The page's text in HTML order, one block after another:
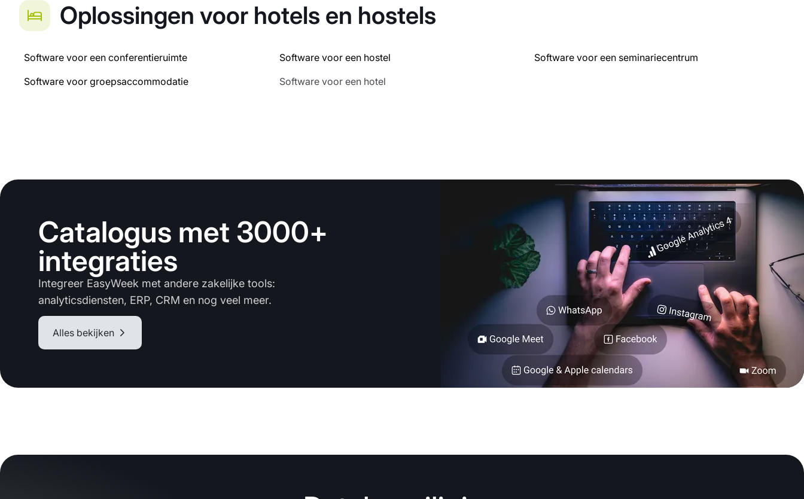
Oplossingen voor hotels en hostels
Software voor een conferentieruimte
Software voor groepsaccommodatie
Software voor een hostel
Software voor een hotel
Software voor een seminariecentrum
Catalogus met 3000+
integraties
Integreer EasyWeek met andere zakelijke tools:
analyticsdiensten, ERP, CRM en nog veel meer.
Alles bekijken